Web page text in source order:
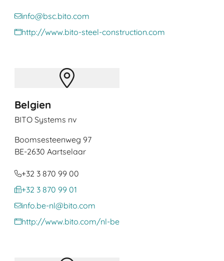
info@bsc.bito.com
http://www.bito-steel-construction.com
Belgien
BITO Systems nv
Boomsesteenweg 97
BE-2630 Aartselaar
+32 3 870 99 00
+32 3 870 99 01
info.be-nl@bito.com
http://www.bito.com/nl-be